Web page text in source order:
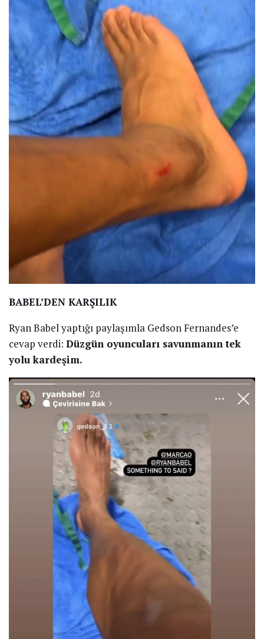
BABEL’DEN KARŞILIK
Ryan Babel yaptığı paylaşımla Gedson Fernandes’e
cevap verdi: Düzgün oyuncuları savunmanın tek
yolu kardeşim.